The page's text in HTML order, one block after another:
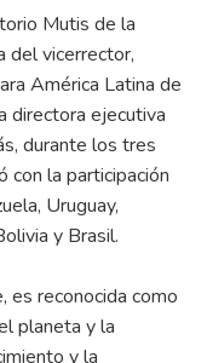
Mutis de la
del vicerrector,
América Latina de
directora ejecutiva
durante los tres
con la participación
Uruguay,
y Brasil.
es reconocida como
planeta y la
y la